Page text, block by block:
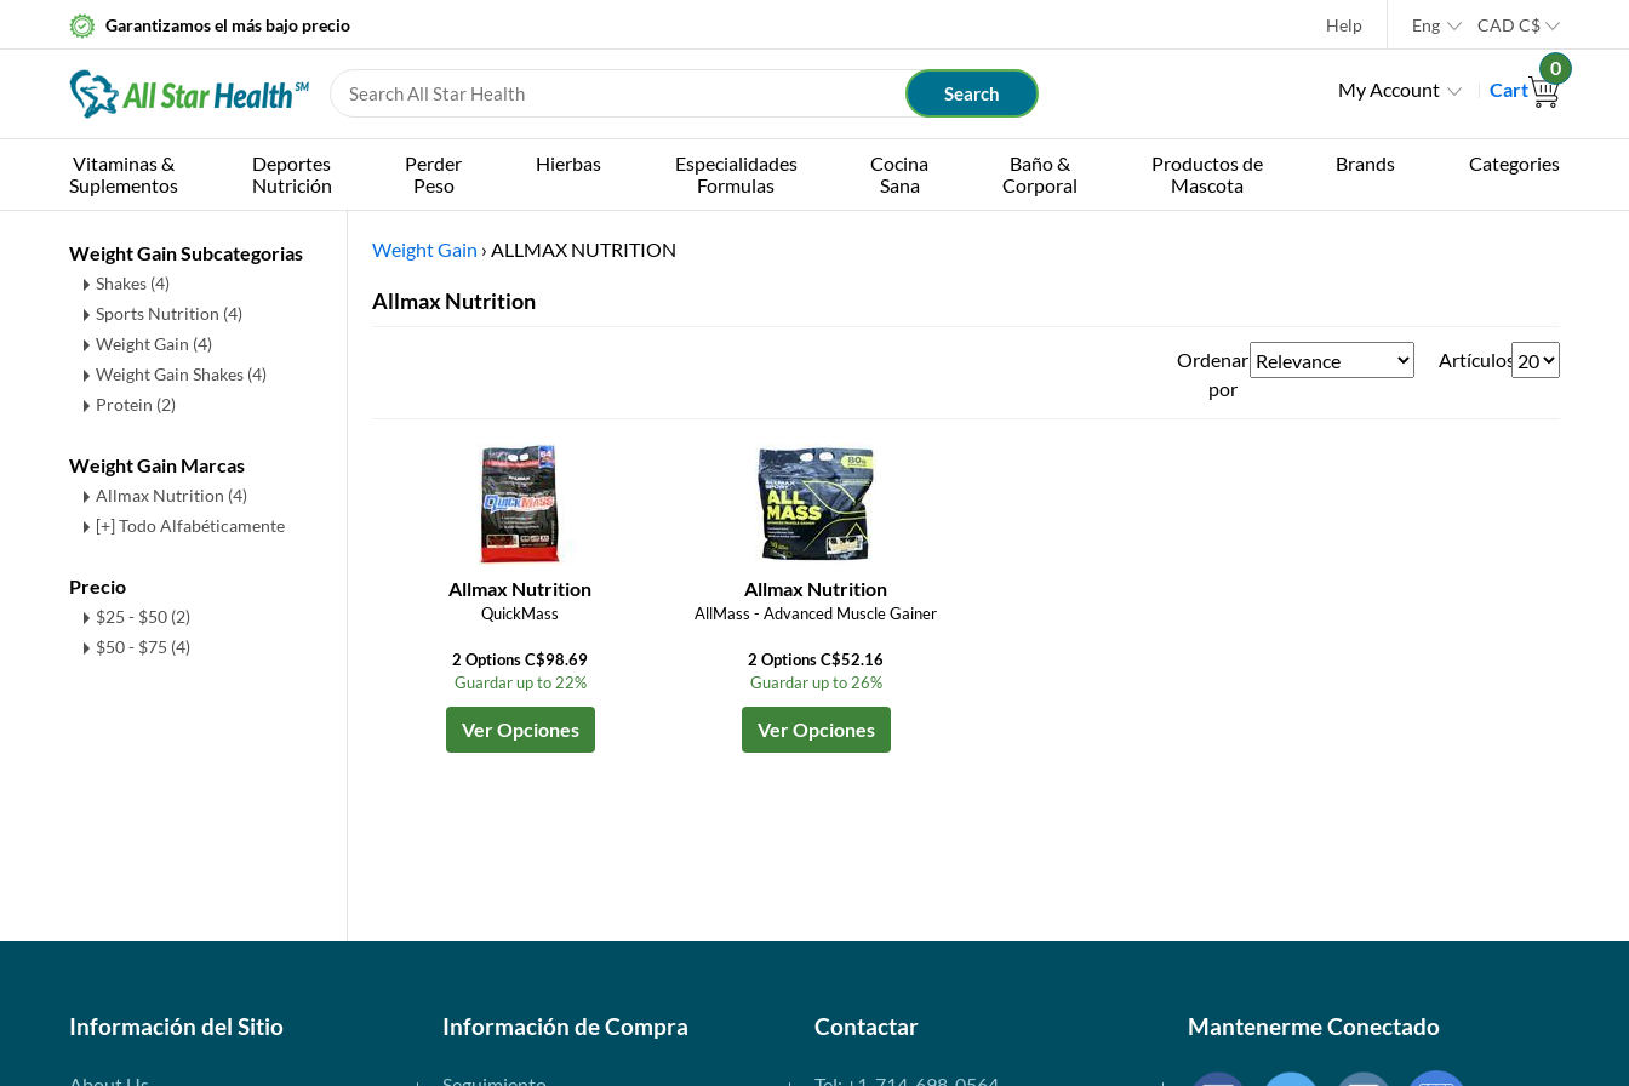
Garantizamos el más bajo precio Help Eng CAD C$
My Account Cart
0
Vitaminas &
Suplementos
Deportes
Nutrición
Perder
Peso
Hierbas
Especialidades
Formulas
Cocina
Sana
Baño &
Corporal
Productos de
Mascota
Brands Categories
Weight Gain Subcategorias
Shakes (4)
Sports Nutrition (4)
Weight Gain (4)
Weight Gain Shakes (4)
Protein (2)
Weight Gain Marcas
Allmax Nutrition (4)
[+] Todo Alfabéticamente
Precio
$25 - $50 (2)
$50 - $75 (4)
Weight Gain › ALLMAX NUTRITION
Allmax Nutrition
Ordenar
por
Artículos
Allmax Nutrition
QuickMass
2 Options C$98.69
Guardar up to 22%
Ver Opciones
Allmax Nutrition
AllMass - Advanced Muscle Gainer
2 Options C$52.16
Guardar up to 26%
Ver Opciones
Información del Sitio Información de Compra Contactar Mantenerme Conectado